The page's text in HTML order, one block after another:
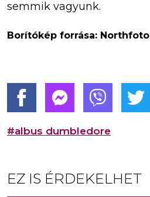
semmik vagyunk.
Borítókép forrása: Northfoto
#albus dumbledore
EZ IS ÉRDEKELHET